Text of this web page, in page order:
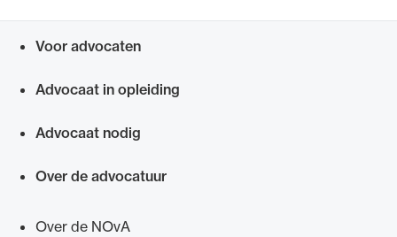
Voor advocaten
Advocaat in opleiding
Advocaat nodig
Over de advocatuur
Over de NOvA